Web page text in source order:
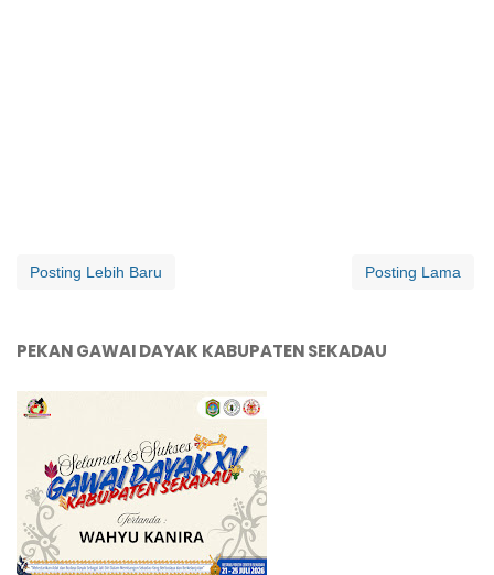
Posting Lebih Baru Posting Lama
PEKAN GAWAI DAYAK KABUPATEN SEKADAU